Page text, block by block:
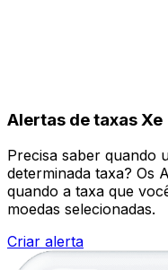
Alertas de taxas Xe
Precisa saber quando
determinada taxa? Os
quando a taxa que
moedas selecionadas.
Criar alerta